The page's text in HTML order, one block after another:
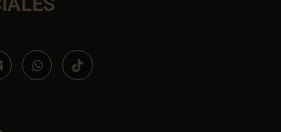
W
h
a
I
c
o